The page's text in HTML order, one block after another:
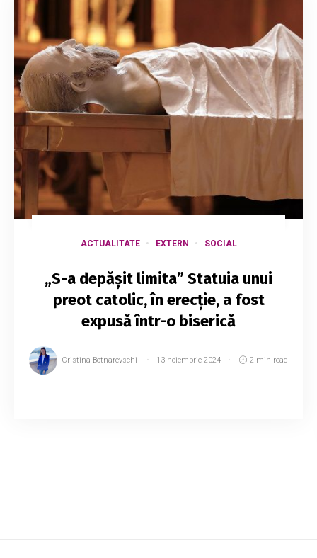
ACTUALITATE EXTERN SOCIAL
„S-a depășit limita” Statuia unui
preot catolic, în erecție, a fost
expusă într-o biserică
Cristina Botnarevschi 13 noiembrie 2024 2 min read